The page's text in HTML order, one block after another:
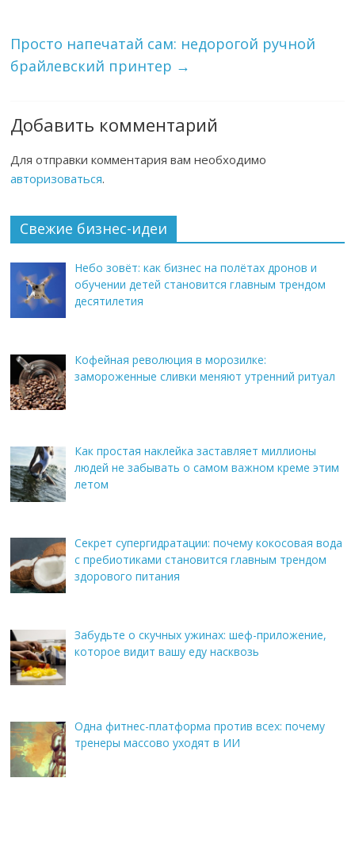
Просто напечатай сам: недорогой ручной
брайлевский принтер →
Добавить комментарий
Для отправки комментария вам необходимо
авторизоваться.
Свежие бизнес-идеи
Небо зовёт: как бизнес на полётах дронов и
обучении детей становится главным трендом
десятилетия
Кофейная революция в морозилке:
замороженные сливки меняют утренний ритуал
Как простая наклейка заставляет миллионы
людей не забывать о самом важном креме этим
летом
Секрет супергидратации: почему кокосовая вода
с пребиотиками становится главным трендом
здорового питания
Забудьте о скучных ужинах: шеф-приложение,
которое видит вашу еду насквозь
Одна фитнес-платформа против всех: почему
тренеры массово уходят в ИИ